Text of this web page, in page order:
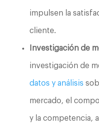
impulsen la
cliente.
Investigación de
investigación de
datos y análisis
mercado, el
y la competencia,